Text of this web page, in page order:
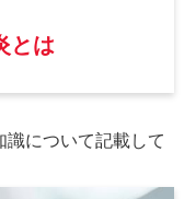
とは
識について記載して